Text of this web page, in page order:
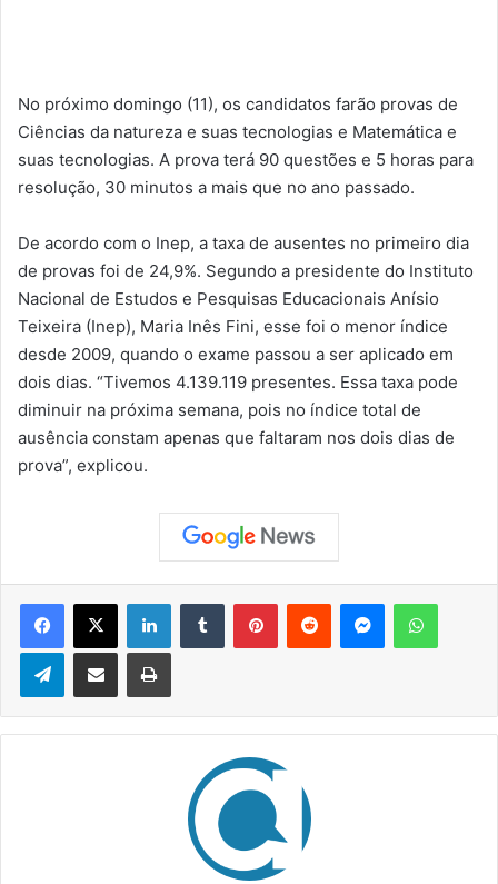
No próximo domingo (11), os candidatos farão provas de
Ciências da natureza e suas tecnologias e Matemática e
suas tecnologias. A prova terá 90 questões e 5 horas para
resolução, 30 minutos a mais que no ano passado.
De acordo com o Inep, a taxa de ausentes no primeiro dia
de provas foi de 24,9%. Segundo a presidente do Instituto
Nacional de Estudos e Pesquisas Educacionais Anísio
Teixeira (Inep), Maria Inês Fini, esse foi o menor índice
desde 2009, quando o exame passou a ser aplicado em
dois dias. “Tivemos 4.139.119 presentes. Essa taxa pode
diminuir na próxima semana, pois no índice total de
ausência constam apenas que faltaram nos dois dias de
prova”, explicou.
Telegram